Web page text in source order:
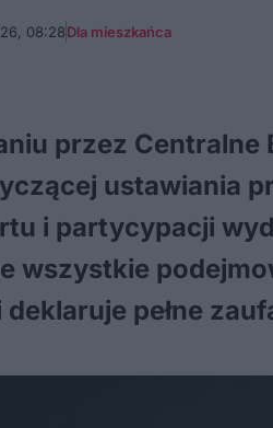
08:28Dla mieszkańca
przez
ustawiania
i partycypacji
wszystkie
deklaruje pełne